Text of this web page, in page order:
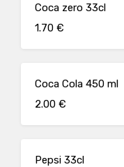
Coca zero 33cl
1.70 €
Coca Cola 450 ml
2.00 €
Pepsi 33cl